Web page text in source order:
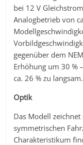
bei 12 V
Analogbetrieb von
gegenüber dem
Erhöhung um 30 %
ca. 26 % zu langsam.
Optik
Das Modell
symmetrischen
Charakteristikum